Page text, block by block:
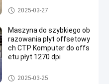
Komputer do maszyny do płyt
2025-03-27
Maszyna do szybkiego ob
razowania płyt offsetowy
ch CTP Komputer do offs
etu płyt 1270 dpi
Komputer do maszyny do płyt
2025-03-25